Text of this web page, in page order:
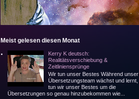
Meist gelesen diesen Monat
Kerry K deutsch:
Realitätsverschiebung &
Zeitliniensprünge
Wir tun unser Bestes Während unser
Übersetzungsteam wächst und lernt,
tun wir unser Bestes um die
Übersetzungen so genau hinzubekommen wie...